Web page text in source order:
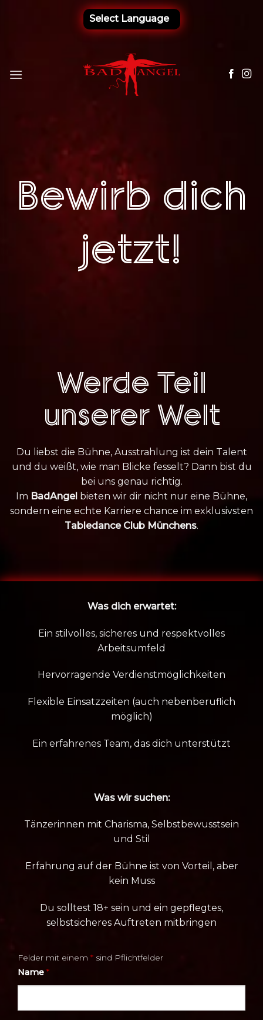
Bewirb dich
jetzt!
Werde Teil
unserer Welt
Du liebst die Bühne, Ausstrahlung ist dein Talent
und du weißt, wie man Blicke fesselt? Dann bist du
bei uns genau richtig.
Im BadAngel bieten wir dir nicht nur eine Bühne,
sondern eine echte Karriere chance im exklusivsten
Tabledance Club Münchens.
Was dich erwartet:
Ein stilvolles, sicheres und respektvolles
Arbeitsumfeld
Hervorragende Verdienstmöglichkeiten
Flexible Einsatzzeiten (auch nebenberuflich
möglich)
Ein erfahrenes Team, das dich unterstützt
Was wir suchen:
Tänzerinnen mit Charisma, Selbstbewusstsein
und Stil
Erfahrung auf der Bühne ist von Vorteil, aber
kein Muss
Du solltest 18+ sein und ein gepflegtes,
selbstsicheres Auftreten mitbringen
Felder mit einem * sind Pflichtfelder
Name *